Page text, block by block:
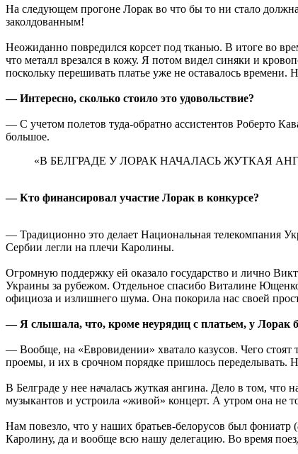
На следующем прогоне Лорак во что бы то ни стало
заколдованным!
Неожиданно повредился корсет под тканью. В итоге во
что металл врезался в кожу. Я потом видел синяки и
поскольку перешивать платье уже не оставалось
— Интересно, сколько стоило это удовольствие?
— С учетом полетов туда-обратно ассистентов Роберто
большое.
«В БЕЛГРАДЕ У ЛОРАК НАЧАЛАСЬ ЖУТКАЯ
— Кто финансировал участие Лорак в конкурсе?
— Традиционно это делает Национальная телекомпания
Сербии легли на плечи Каролины.
Огромную поддержку ей оказало государство и лично
Украины за рубежом. Отдельное спасибо Виталине
официоза и излишнего шума. Она покорила нас своей
— Я слышала, что, кроме неурядиц с платьем, у Лорак
— Вообще, на «Евровидении» хватало казусов. Чего стоят
проемы, и их в срочном порядке пришлось переделывать.
В Белграде у нее началась жуткая ангина. Дело в том,
музыкантов и устроила «живой» концерт. А утром она не
Нам повезло, что у наших братьев-белорусов был фониатр (
Каролину, да и вообще всю нашу делегацию. Во время